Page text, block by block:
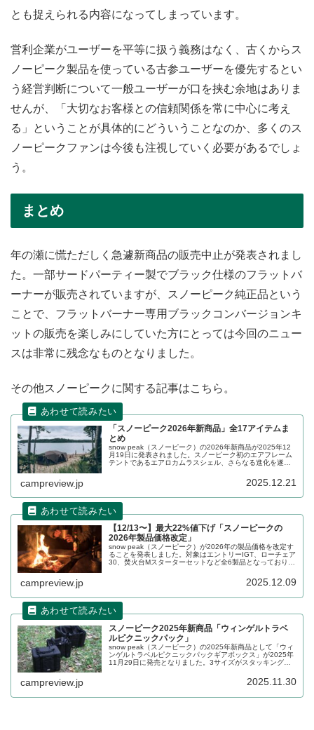
とも捉えられる内容になってしまっています。
営利企業がユーザーを平等に扱う義務はなく、古くからス
ノーピーク製品を使っている古参ユーザーを優先するとい
う経営判断について一般ユーザーが口を挟む余地はありま
せんが、「大切なお客様との信頼関係を常に中心に考え
る」ということが具体的にどういうことなのか、多くのス
ノーピークファンは今後も注視していく必要があるでしょ
う。
まとめ
年の瀬に慌ただしく急遽新商品の販売中止が発表されまし
た。一部サードパーティー製でブラック仕様のフラットバ
ーナーが販売されていますが、スノーピーク純正品という
ことで、フラットバーナー専用ブラックコンバージョンキ
ットの販売を楽しみにしていた方にとっては今回のニュー
スは非常に残念なものとなりました。
その他スノーピークに関する記事はこちら。
「スノーピーク2026年新商品」全17アイテムま
とめ
snow peak（スノーピーク）の2026年新商品が2025年12
月19日に発表されました。スノーピーク初のエアフレーム
テントであるエアロカムラスシェル、さらなる進化を遂げ
ズなど、様々なアイテムが登場します。詳細をレビューし
campreview.jp 2025.12.21
【12/13〜】最大22%値下げ「スノーピークの
2026年製品価格改定」
snow peak（スノーピーク）が2026年の製品価格を改定す
ることを発表しました。対象はエントリーIGT、ローチェア
30、焚火台Mスターターセットなど全6製品となっており、
campreview.jp 2025.12.09
スノーピーク2025年新商品「ウィンゲルトラベ
ルピクニックパック」
snow peak（スノーピーク）の2025年新商品として「ウィ
ンゲルトラベルピクニックパックギアボックス」が2025年
11月29日に発売となりました。3サイズがスタッキングで
グ1つとサブバッグ2つのセットコンポーネントとなってい
campreview.jp 2025.11.30